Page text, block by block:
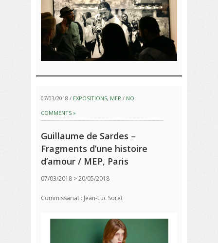
07/03/2018 / EXPOSITIONS, MEP / NO
COMMENTS »
Guillaume de Sardes –
Fragments d’une histoire
d’amour / MEP, Paris
07/03/2018 > 20/05/2018
Commissariat : Jean-Luc Soret